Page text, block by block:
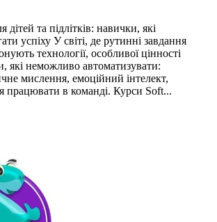
та підлітків: навички, які
успіху У світі, де рутинні завдання
технології, особливої цінності
які неможливо автоматизувати:
мислення, емоційний інтелект,
працювати в команді. Курси Soft...